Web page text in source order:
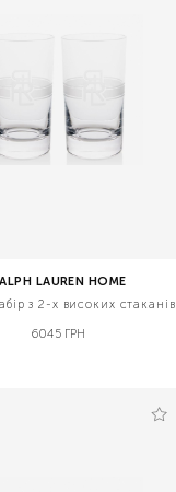
LAUREN HOME
з 2-х високих стаканів
6045 ГРН